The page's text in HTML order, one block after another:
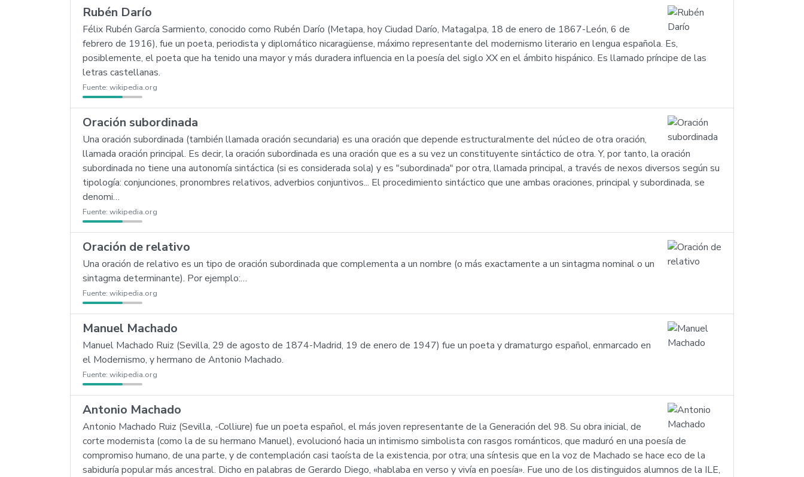
Rubén Darío
Félix Rubén García Sarmiento, conocido como Rubén Darío (Metapa, hoy Ciudad Darío, Matagalpa, 18 de enero de 1867-León, 6 de
febrero de 1916), fue un poeta, periodista y diplomático nicaragüense, máximo representante del modernismo literario en lengua española. Es,
posiblemente, el poeta que ha tenido una mayor y más duradera influencia en la poesía del siglo XX en el ámbito hispánico. Es llamado príncipe de las
letras castellanas.
Fuente: wikipedia.org
Oración subordinada
Una oración subordinada (también llamada oración secundaria) es una oración que depende estructuralmente del núcleo de otra oración,
llamada oración principal. Es decir, la oración subordinada es una oración que es a su vez un constituyente sintáctico de otra. Y, por tanto, la oración
subordinada no tiene una autonomía sintáctica (si es considerada sola) y es "subordinada" por otra, llamada principal, a través de nexos diversos según su
tipología: conjunciones, pronombres relativos, adverbios conjuntivos... El procedimiento sintáctico que une ambas oraciones, principal y subordinada, se
denomi…
Fuente: wikipedia.org
Oración de relativo
Una oración de relativo es un tipo de oración subordinada que complementa a un nombre (o más exactamente a un sintagma nominal o un
sintagma determinante). Por ejemplo:…
Fuente: wikipedia.org
Manuel Machado
Manuel Machado Ruiz (Sevilla, 29 de agosto de 1874-Madrid, 19 de enero de 1947) fue un poeta y dramaturgo español, enmarcado en
el Modernismo, y hermano de Antonio Machado.
Fuente: wikipedia.org
Antonio Machado
Antonio Machado Ruiz (Sevilla, -Colliure) fue un poeta español, el más joven representante de la Generación del 98. Su obra inicial, de
corte modernista (como la de su hermano Manuel), evolucionó hacia un intimismo simbolista con rasgos románticos, que maduró en una poesía de
compromiso humano, de una parte, y de contemplación casi taoísta de la existencia, por otra; una síntesis que en la voz de Machado se hace eco de la
sabiduría popular más ancestral. Dicho en palabras de Gerardo Diego, «hablaba en verso y vivía en poesía». Fue uno de los distinguidos alumnos de la ILE,